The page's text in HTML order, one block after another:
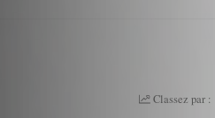
Classez par :